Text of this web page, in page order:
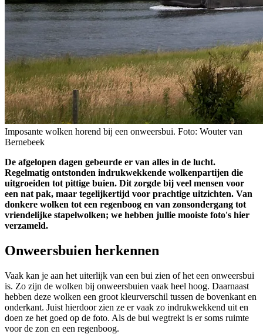
Imposante wolken horend bij een onweersbui. Foto: Wouter van
Bernebeek
De afgelopen dagen gebeurde er van alles in de lucht.
Regelmatig ontstonden indrukwekkende wolkenpartijen die
uitgroeiden tot pittige buien. Dit zorgde bij veel mensen voor
een nat pak, maar tegelijkertijd voor prachtige uitzichten. Van
donkere wolken tot een regenboog en van zonsondergang tot
vriendelijke stapelwolken; we hebben jullie mooiste foto's hier
verzameld.
Onweersbuien herkennen
Vaak kan je aan het uiterlijk van een bui zien of het een onweersbui
is. Zo zijn de wolken bij onweersbuien vaak heel hoog. Daarnaast
hebben deze wolken een groot kleurverschil tussen de bovenkant en
onderkant. Juist hierdoor zien ze er vaak zo indrukwekkend uit en
doen ze het goed op de foto. Als de bui wegtrekt is er soms ruimte
voor de zon en een regenboog.